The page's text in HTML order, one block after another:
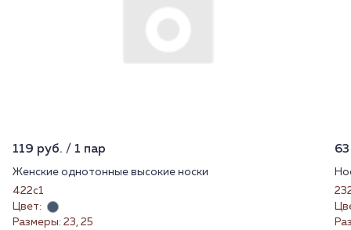
119 руб. / 1 пар
Женские однотонные высокие носки
422с1
Цвет:
Размеры: 23, 25